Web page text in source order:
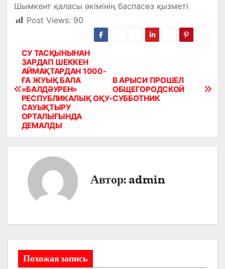
Шымкент қаласы әкімінің баспасөз қызметі
Post Views: 90
Н
а
в
и
я
В АРЫСИ ПРОШЕЛ
ОБЩЕГОРОДСКОЙ
СУББОТНИК
СУ ТАСҚЫНЫНАН
ЗАРДАП ШЕККЕН
АЙМАҚТАРДАН 1000-
ҒА ЖУЫҚ БАЛА
«БАЛДӘУРЕН»
РЕСПУБЛИКАЛЫҚ ОҚУ-
САУЫҚТЫРУ
ОРТАЛЫҒЫНДА
ДЕМАЛДЫ
Автор: admin
Похожая запись